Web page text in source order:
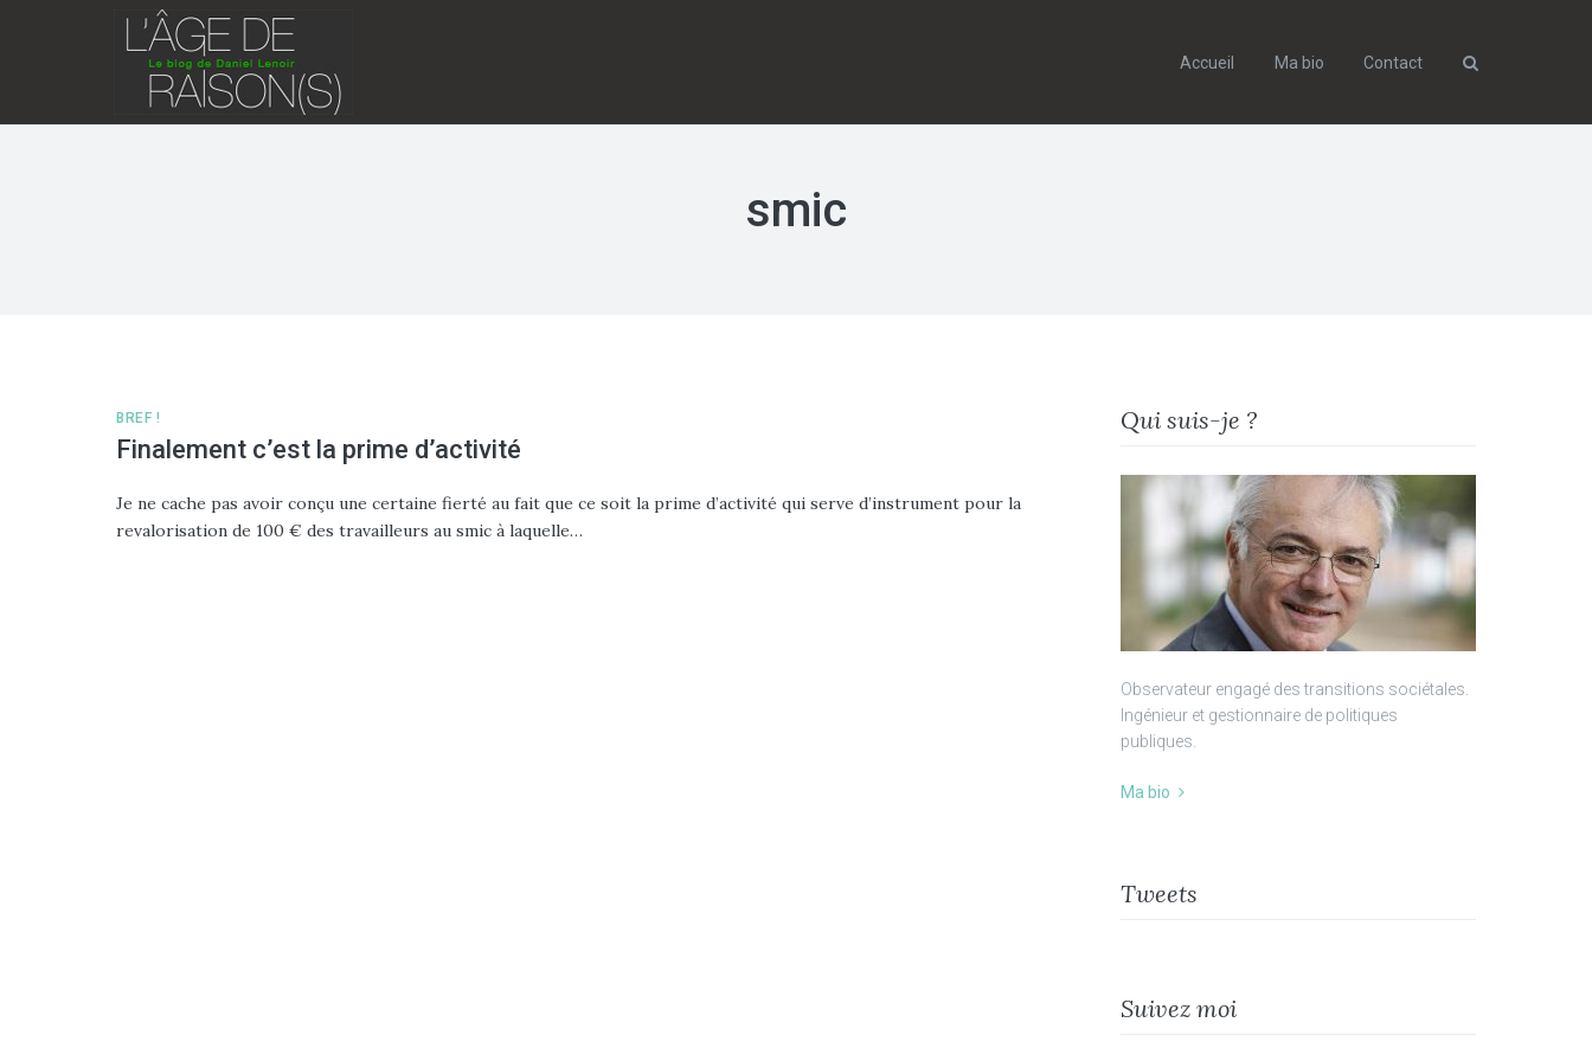
to
Accueil Ma bio Contact
smic
BREF !
Finalement c’est la prime d’activité
Je ne cache pas avoir conçu une certaine fierté au fait que ce soit la prime d’activité qui serve d’instrument pour la
revalorisation de 100 € des travailleurs au smic à laquelle…
Qui suis-je ?
Observateur engagé des transitions sociétales.
Ingénieur et gestionnaire de politiques
publiques.
Ma bio
Tweets
Suivez moi